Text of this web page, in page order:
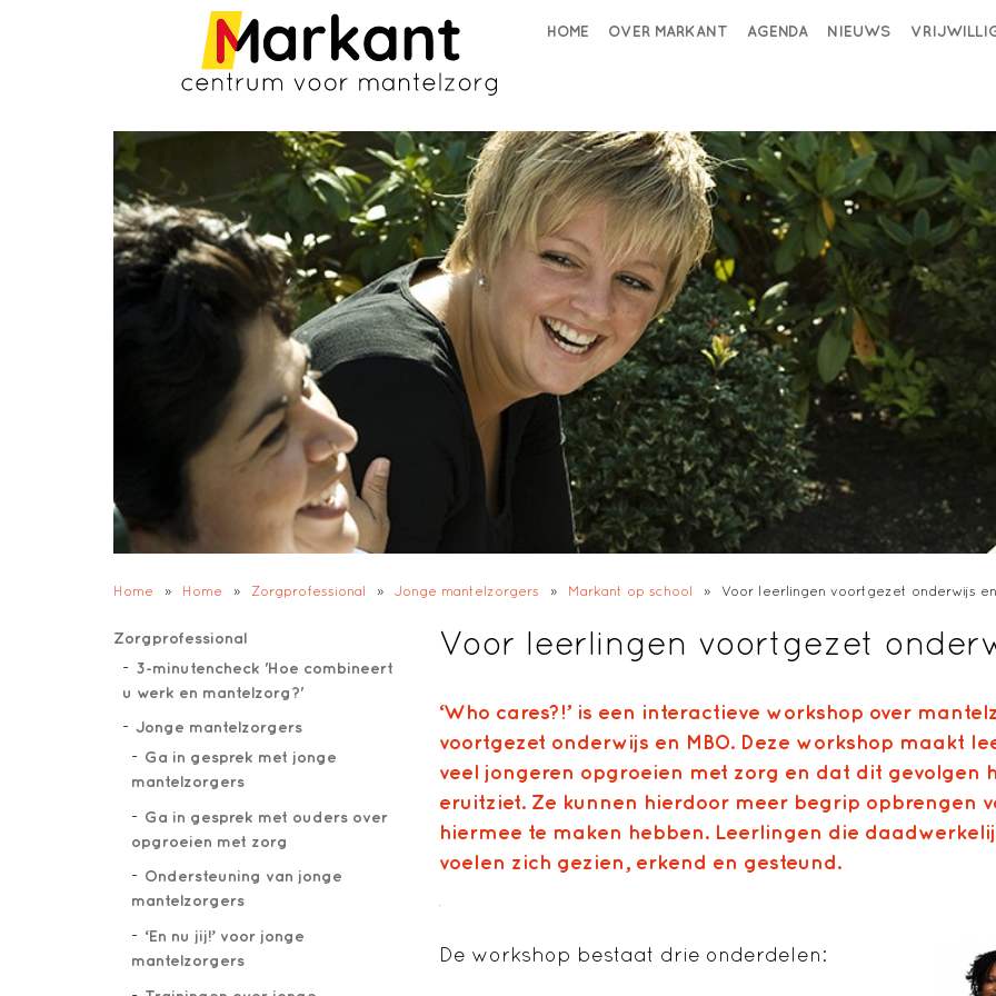
HOME OVER MARKANT AGENDA NIEUWS
Home » Home » Zorgprofessional » Jonge mantelzorgers » Markant op school » Voor leerlingen voortgezet onderwijs
Zorgprofessional
3-minutencheck 'Hoe combineert
u werk en mantelzorg?'
Jonge mantelzorgers
Ga in gesprek met jonge
mantelzorgers
Ga in gesprek met ouders over
opgroeien met zorg
Ondersteuning van jonge
mantelzorgers
‘En nu jij!’ voor jonge
mantelzorgers
Voor leerlingen voortgezet
‘Who cares?!’ is een interactieve workshop over
voortgezet onderwijs en MBO. Deze workshop maakt
veel jongeren opgroeien met zorg en dat dit gevolgen
eruitziet. Ze kunnen hierdoor meer begrip opbrengen
hiermee te maken hebben. Leerlingen die
voelen zich gezien, erkend en gesteund.
De workshop bestaat drie onderdelen: